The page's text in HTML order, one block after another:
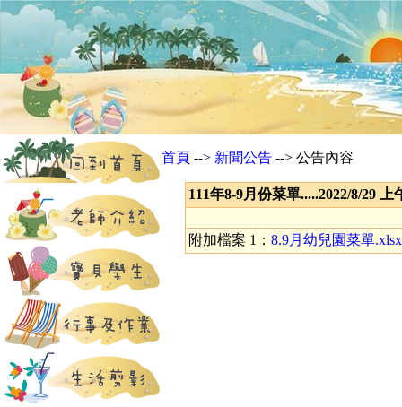
首頁 --> 新聞公告 --> 公告內容
111年8-9月份菜單.....2022/8/29
附加檔案 1： 8.9月幼兒園菜單.xlsx